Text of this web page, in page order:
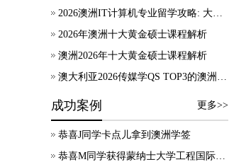
2026澳洲IT计算机专业留学攻略: 大学录取、技术移民及就业方向
2026年澳洲十大黄金硕士课程解析
澳洲2026年十大黄金硕士课程解析
澳大利亚2026传媒学QS TOP3的澳洲院校，热门专业及申请要求等信息汇总！
成功案例 更多>>
恭喜J同学卡点儿拿到澳洲学签
恭喜M同学获得蒙纳士大学工程国际大一正式录取